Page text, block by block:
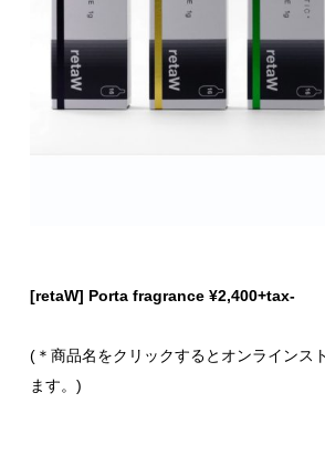
[retaW] Porta fragrance ¥2,400+tax-
(＊商品名をクリックするとオンラインス
ます。)